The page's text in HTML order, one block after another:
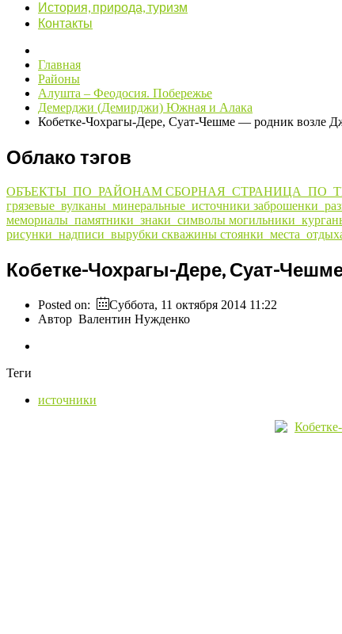
История, природа, туризм
Контакты
Главная
Районы
Алушта – Феодосия. Побережье
Демерджи (Демирджи) Южная и Алака
Кобетке-Чохрагы-Дере, Суат-Чешме — родник возле
Облако тэгов
ОБЪЕКТЫ_ПО_РАЙОНАМ
грязевые_вулканы_минеральные_источники
мемориалы_памятники_знаки_символы
рисунки_надписи_вырубки скважины
Кобетке-Чохрагы-Дере, Суат-
Posted on:
Суббота, 11 октября 2014 11:22
Автор Валентин Нужденко
Теги
источники